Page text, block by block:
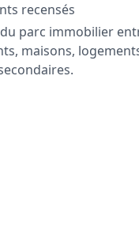
recensés
parc immobilier
maisons,